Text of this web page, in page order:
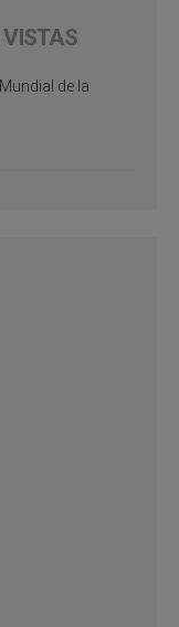
VISTAS
de la